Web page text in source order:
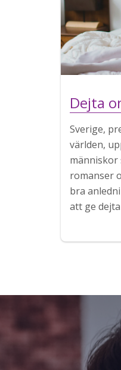
Dejta
Sverige,
världen,
romanser
bra
att ge